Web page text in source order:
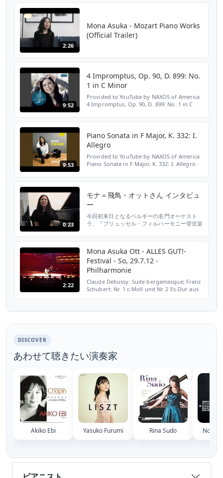
2:26
Mona Asuka - Mozart Piano Works
(Official Trailer)
9:52
4 Impromptus, Op. 90, D. 899: No.
1 in C Minor
Provided to YouTube by NAXOS of America
4 Impromptus, Op. 90, D. 899: No. 1 in C
9:53
Piano Sonata in F Major, K. 332: I.
Allegro
Provided to YouTube by NAXOS of America
Piano Sonata in F Major, K. 332: I. Allegro ·
0:23
モナ＝飛鳥・オットさん インタビュ
ー
今回初来日となるベルギーの名門オーケスト
ラ、『ブリュッセル・フィルハーモニー管弦楽
ら、今回の演奏会に向けて特別にコメントをい
ただきました！ 【ステファヌ・ドゥネーヴ指
揮 ブリュッセル・フィルハーモニー管弦楽団
2:22
Mona Asuka Ott - ALLES GUT!-
Festival - So, 29.7.12 -
Philharmonie
Claude Debussy: Suite bergamasque; Franz
Schubert: Nr. 1 c-Moll und Nr. 2 Es-Dur aus
Gasteig
DISCOVER
あわせて聴きたい演奏家
Akiko Ebi Yasuko Furumi Rina Sudo Noriko